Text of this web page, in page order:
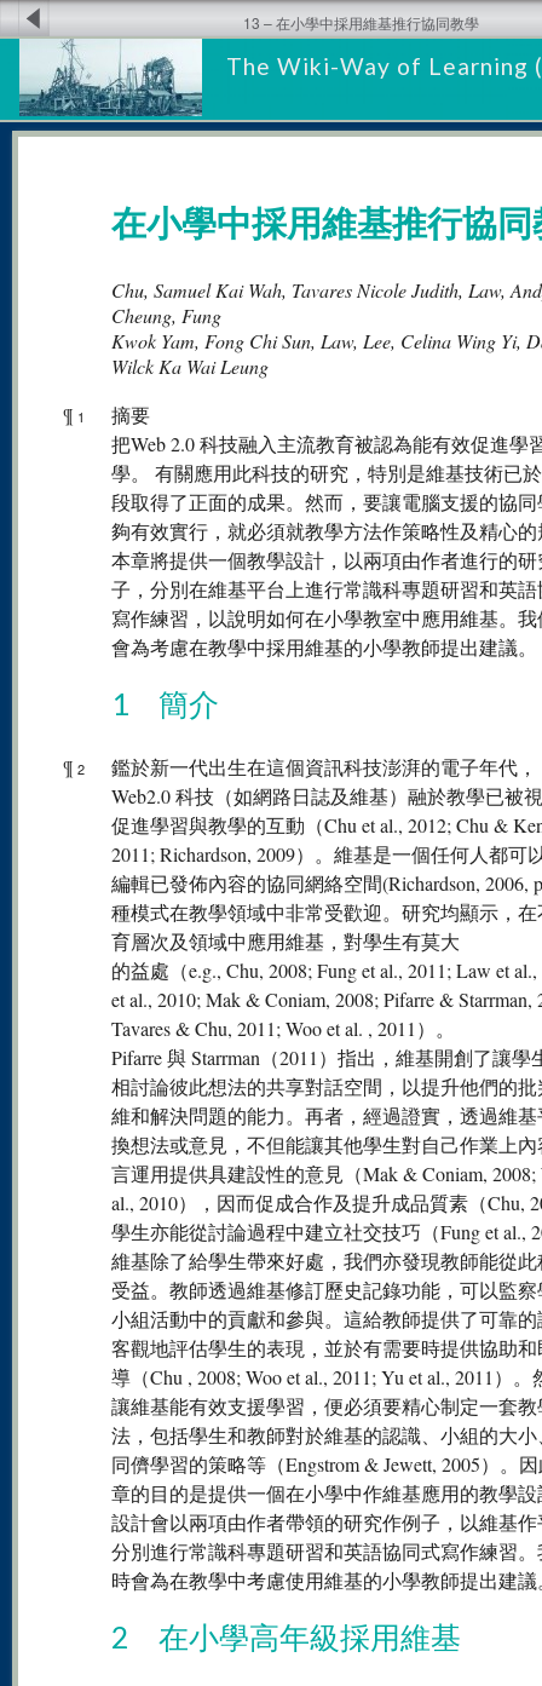
The Wiki-Way of Learning
13 – 在小學中採用維基推行協同教學
在小學中採用維基推行協同
Chu, Samuel Kai Wah, Tavares Nicole Judith, Law,
Cheung, Fung
Kwok Yam, Fong Chi Sun, Law, Lee, Celina Wing Yi,
Wilck Ka Wai Leung
¶ 1
摘要
把Web 2.0 科技融入主流教育被認為能有效促進學
學。 有關應用此科技的研究，特別是維基技術已
段取得了正面的成果。然而，要讓電腦支援的協
夠有效實行，就必須就教學方法作策略性及精心
本章將提供一個教學設計，以兩項由作者進行的
子，分別在維基平台上進行常識科專題研習和英
寫作練習，以說明如何在小學教室中應用維基。
會為考慮在教學中採用維基的小學教師提出建議。
1 簡介
¶ 2
鑑於新一代出生在這個資訊科技澎湃的電子年代，
Web2.0 科技（如網路日誌及維基）融於教學已被
促進學習與教學的互動（Chu et al., 2012; Chu &
2011; Richardson, 2009）。維基是一個任何人都可
編輯已發佈內容的協同網絡空間(Richardson, 2006,
種模式在教學領域中非常受歡迎。研究均顯示，
育層次及領域中應用維基，對學生有莫大
的益處（e.g., Chu, 2008; Fung et al., 2011; Law et
et al., 2010; Mak & Coniam, 2008; Pifarre & Starrman,
Tavares & Chu, 2011; Woo et al. , 2011）。
Pifarre 與 Starrman（2011）指出，維基開創了讓學
相討論彼此想法的共享對話空間，以提升他們的
維和解決問題的能力。再者，經過證實，透過維
換想法或意見，不但能讓其他學生對自己作業上
言運用提供具建設性的意見（Mak & Coniam, 2008;
al., 2010），因而促成合作及提升成品質素（Chu,
學生亦能從討論過程中建立社交技巧（Fung et al.,
維基除了給學生帶來好處，我們亦發現教師能從
受益。教師透過維基修訂歷史記錄功能，可以監
小組活動中的貢獻和參與。這給教師提供了可靠
客觀地評估學生的表現，並於有需要時提供協助
導（Chu , 2008; Woo et al., 2011; Yu et al., 2011）
讓維基能有效支援學習，便必須要精心制定一套教
法，包括學生和教師對於維基的認識、小組的大
同儕學習的策略等（Engstrom & Jewett, 2005）。
章的目的是提供一個在小學中作維基應用的教學
設計會以兩項由作者帶領的研究作例子，以維基
分別進行常識科專題研習和英語協同式寫作練習
時會為在教學中考慮使用維基的小學教師提出建議
2 在小學高年級採用維基